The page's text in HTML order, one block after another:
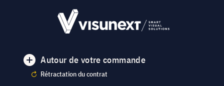
Autour de votre commande
Rétractation du contrat